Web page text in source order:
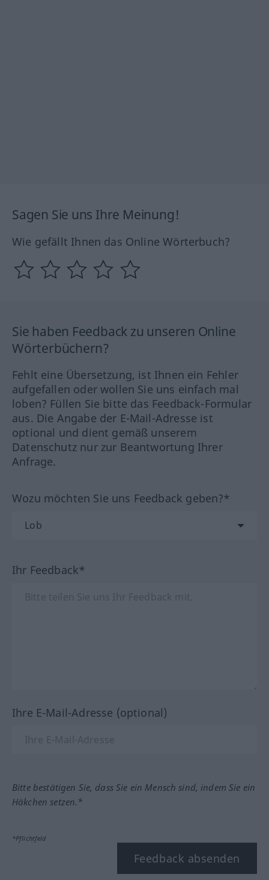
Sagen Sie uns Ihre Meinung!
Wie gefällt Ihnen das Online Wörterbuch?
Sie haben Feedback zu unseren Online
Wörterbüchern?
Fehlt eine Übersetzung, ist Ihnen ein Fehler
aufgefallen oder wollen Sie uns einfach mal
loben? Füllen Sie bitte das Feedback-Formular
aus. Die Angabe der E-Mail-Adresse ist
optional und dient gemäß unserem
Datenschutz nur zur Beantwortung Ihrer
Anfrage.
Wozu möchten Sie uns Feedback geben?*
Ihr Feedback*
Ihre E-Mail-Adresse (optional)
Bitte bestätigen Sie, dass Sie ein Mensch sind, indem Sie ein
Häkchen setzen.*
*Pflichtfeld
Feedback absenden